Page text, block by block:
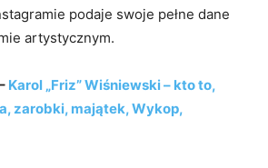
podaje swoje pełne dane
artystycznym.
Karol „Friz” Wiśniewski – kto to,
zarobki, majątek, Wykop,